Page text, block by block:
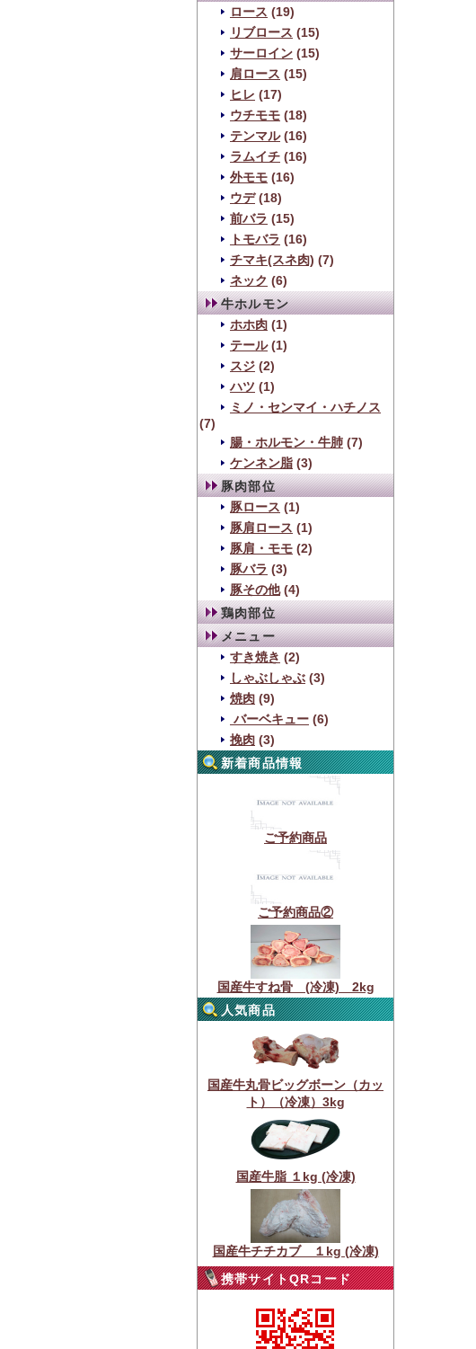
ロース (19)
リブロース (15)
サーロイン (15)
肩ロース (15)
ヒレ (17)
ウチモモ (18)
テンマル(16)
ラムイチ (16)
外モモ (16)
ウデ(18)
前バラ (15)
トモバラ (16)
チマキ(スネ肉) (7)
ネック (6)
牛ホルモン
ホホ肉 (1)
テール(1)
スジ (2)
ハツ (1)
ミノ・センマイ・ハチノス
(7)
腸・ホルモン・牛肺 (7)
ケンネン脂 (3)
豚肉部位
豚ロース (1)
豚肩ロース (1)
豚肩・モモ (2)
豚バラ (3)
豚その他(4)
鶏肉部位
メニュー
すき焼き (2)
しゃぶしゃぶ (3)
焼肉 (9)
バーベキュー (6)
挽肉 (3)
新着商品情報
ご予約商品
ご予約商品②
国産牛すね骨 (冷凍) 2kg
人気商品
国産牛丸骨ビッグボーン（カッ
ト）（冷凍）3kg
国産牛脂 １kg (冷凍)
国産牛チチカブ １kg (冷凍)
携帯サイトQRコード